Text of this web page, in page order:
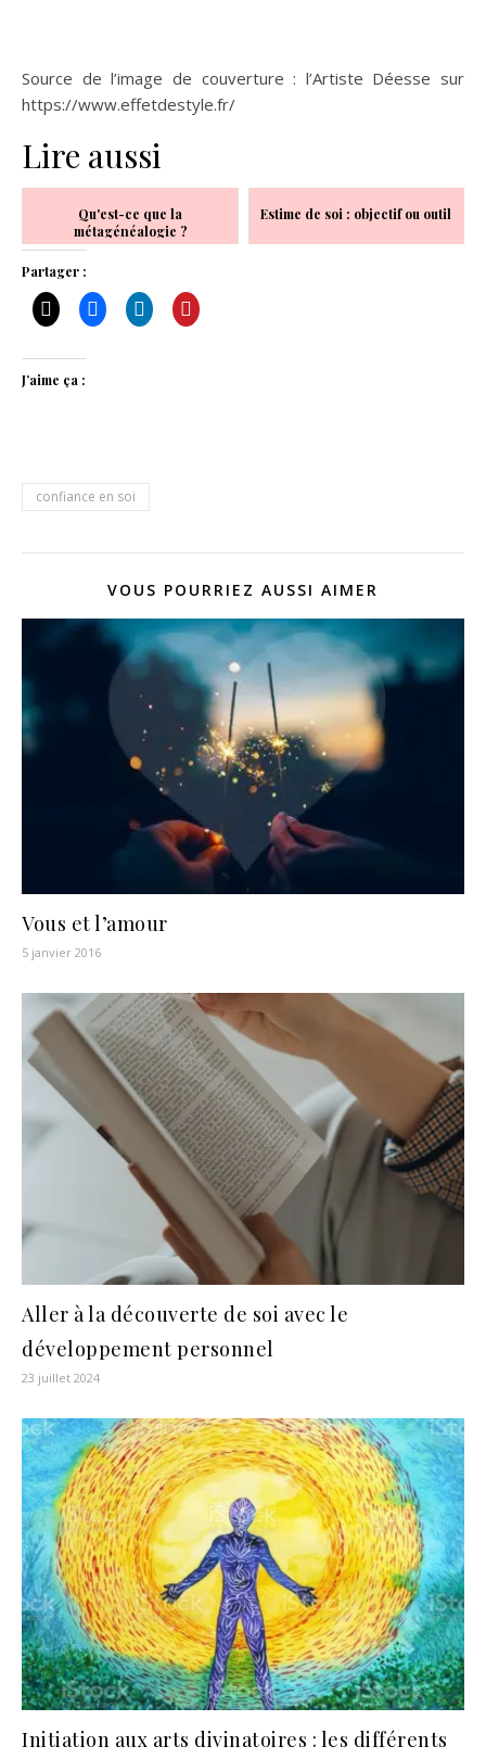
Source de l’image de couverture : l’Artiste Déesse sur
https://www.effetdestyle.fr/
Lire aussi
Qu'est-ce que la
métagénéalogie ?
Estime de soi : objectif ou outil
Partager :
J’aime ça :
confiance en soi
VOUS POURRIEZ AUSSI AIMER
Vous et l’amour
5 janvier 2016
Aller à la découverte de soi avec le
développement personnel
23 juillet 2024
Initiation aux arts divinatoires : les différents